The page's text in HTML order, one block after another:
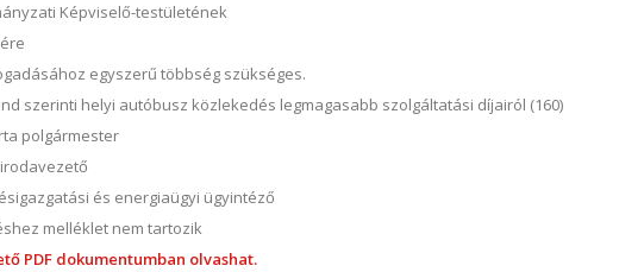
Képviselő-testületének
egyszerű többség szükséges.
szerinti helyi autóbusz közlekedés legmagasabb szolgáltatási díjairól (160)
polgármester
és energiaügyi ügyintéző
melléklet nem tartozik
PDF dokumentumban olvashat.